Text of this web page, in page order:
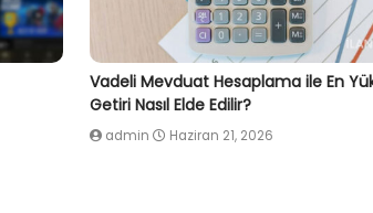
Vadeli Mevduat Hesaplama ile En
Getiri Nasıl Elde Edilir?
admin Haziran 21, 2026